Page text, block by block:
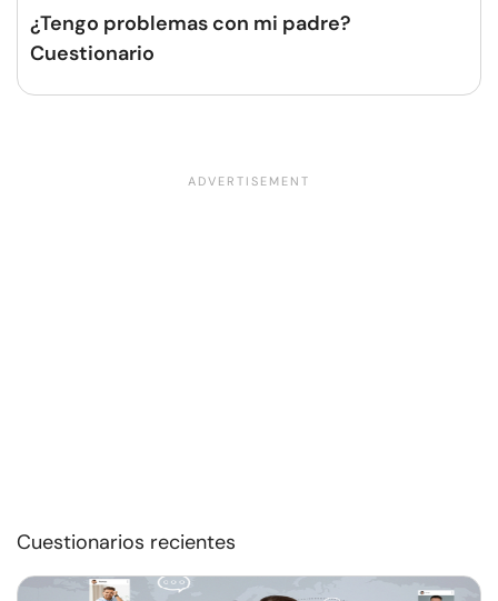
¿Tengo problemas con mi padre?
Cuestionario
Cuestionarios recientes